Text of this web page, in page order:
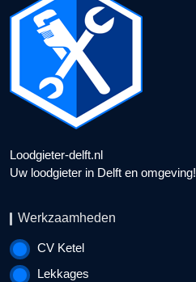
Loodgieter-delft.nl
Uw loodgieter in Delft en omgeving!
Werkzaamheden
CV Ketel
Lekkages